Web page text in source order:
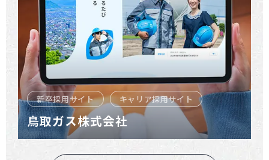
新卒採用サイト キャリア採用サイト
鳥取ガス株式会社